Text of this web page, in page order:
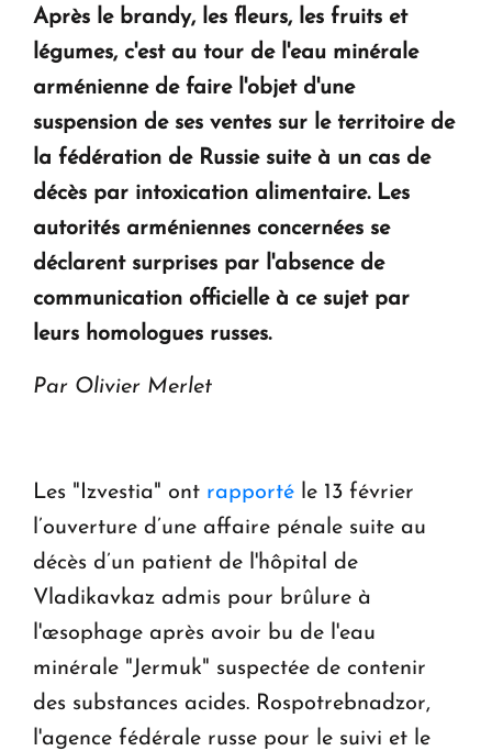
KASA : 30 ans d'audace, de résilience et d'avenir
en Arménie
Le premier hôtel Hyatt Regency d'Arménie
Après le brandy, les fleurs, les fruits et
légumes, c'est au tour de l'eau minérale
arménienne de faire l'objet d'une
suspension de ses ventes sur le territoire de
la fédération de Russie suite à un cas de
décès par intoxication alimentaire. Les
autorités arméniennes concernées se
déclarent surprises par l'absence de
communication officielle à ce sujet par
leurs homologues russes.
Par Olivier Merlet
Les "Izvestia" ont rapporté le 13 février
l’ouverture d’une affaire pénale suite au
décès d’un patient de l'hôpital de
Vladikavkaz admis pour brûlure à
l'œsophage après avoir bu de l'eau
minérale "Jermuk" suspectée de contenir
des substances acides. Rospotrebnadzor,
l'agence fédérale russe pour le suivi et le